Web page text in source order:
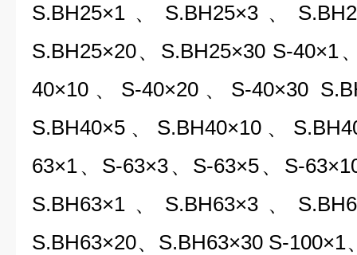
S.BH25×1、S.BH25×3、
S.BH25×20、S.BH25×30 S-40×1
40×10、S-40×20、S-40×30
S.BH40×5、S.BH40×10、
63×1、S-63×3、S-63×5、S-
S.BH63×1、S.BH63×3、
S.BH63×20、S.BH63×30 S-